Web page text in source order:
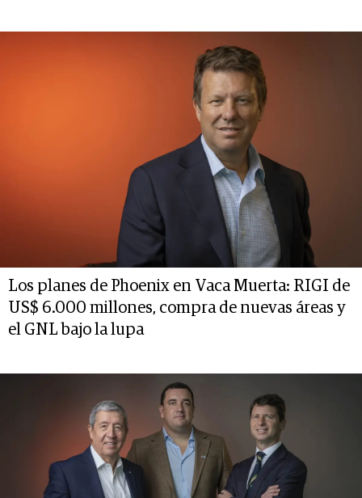
Los planes de Phoenix en Vaca Muerta: RIGI de
US$ 6.000 millones, compra de nuevas áreas y
el GNL bajo la lupa